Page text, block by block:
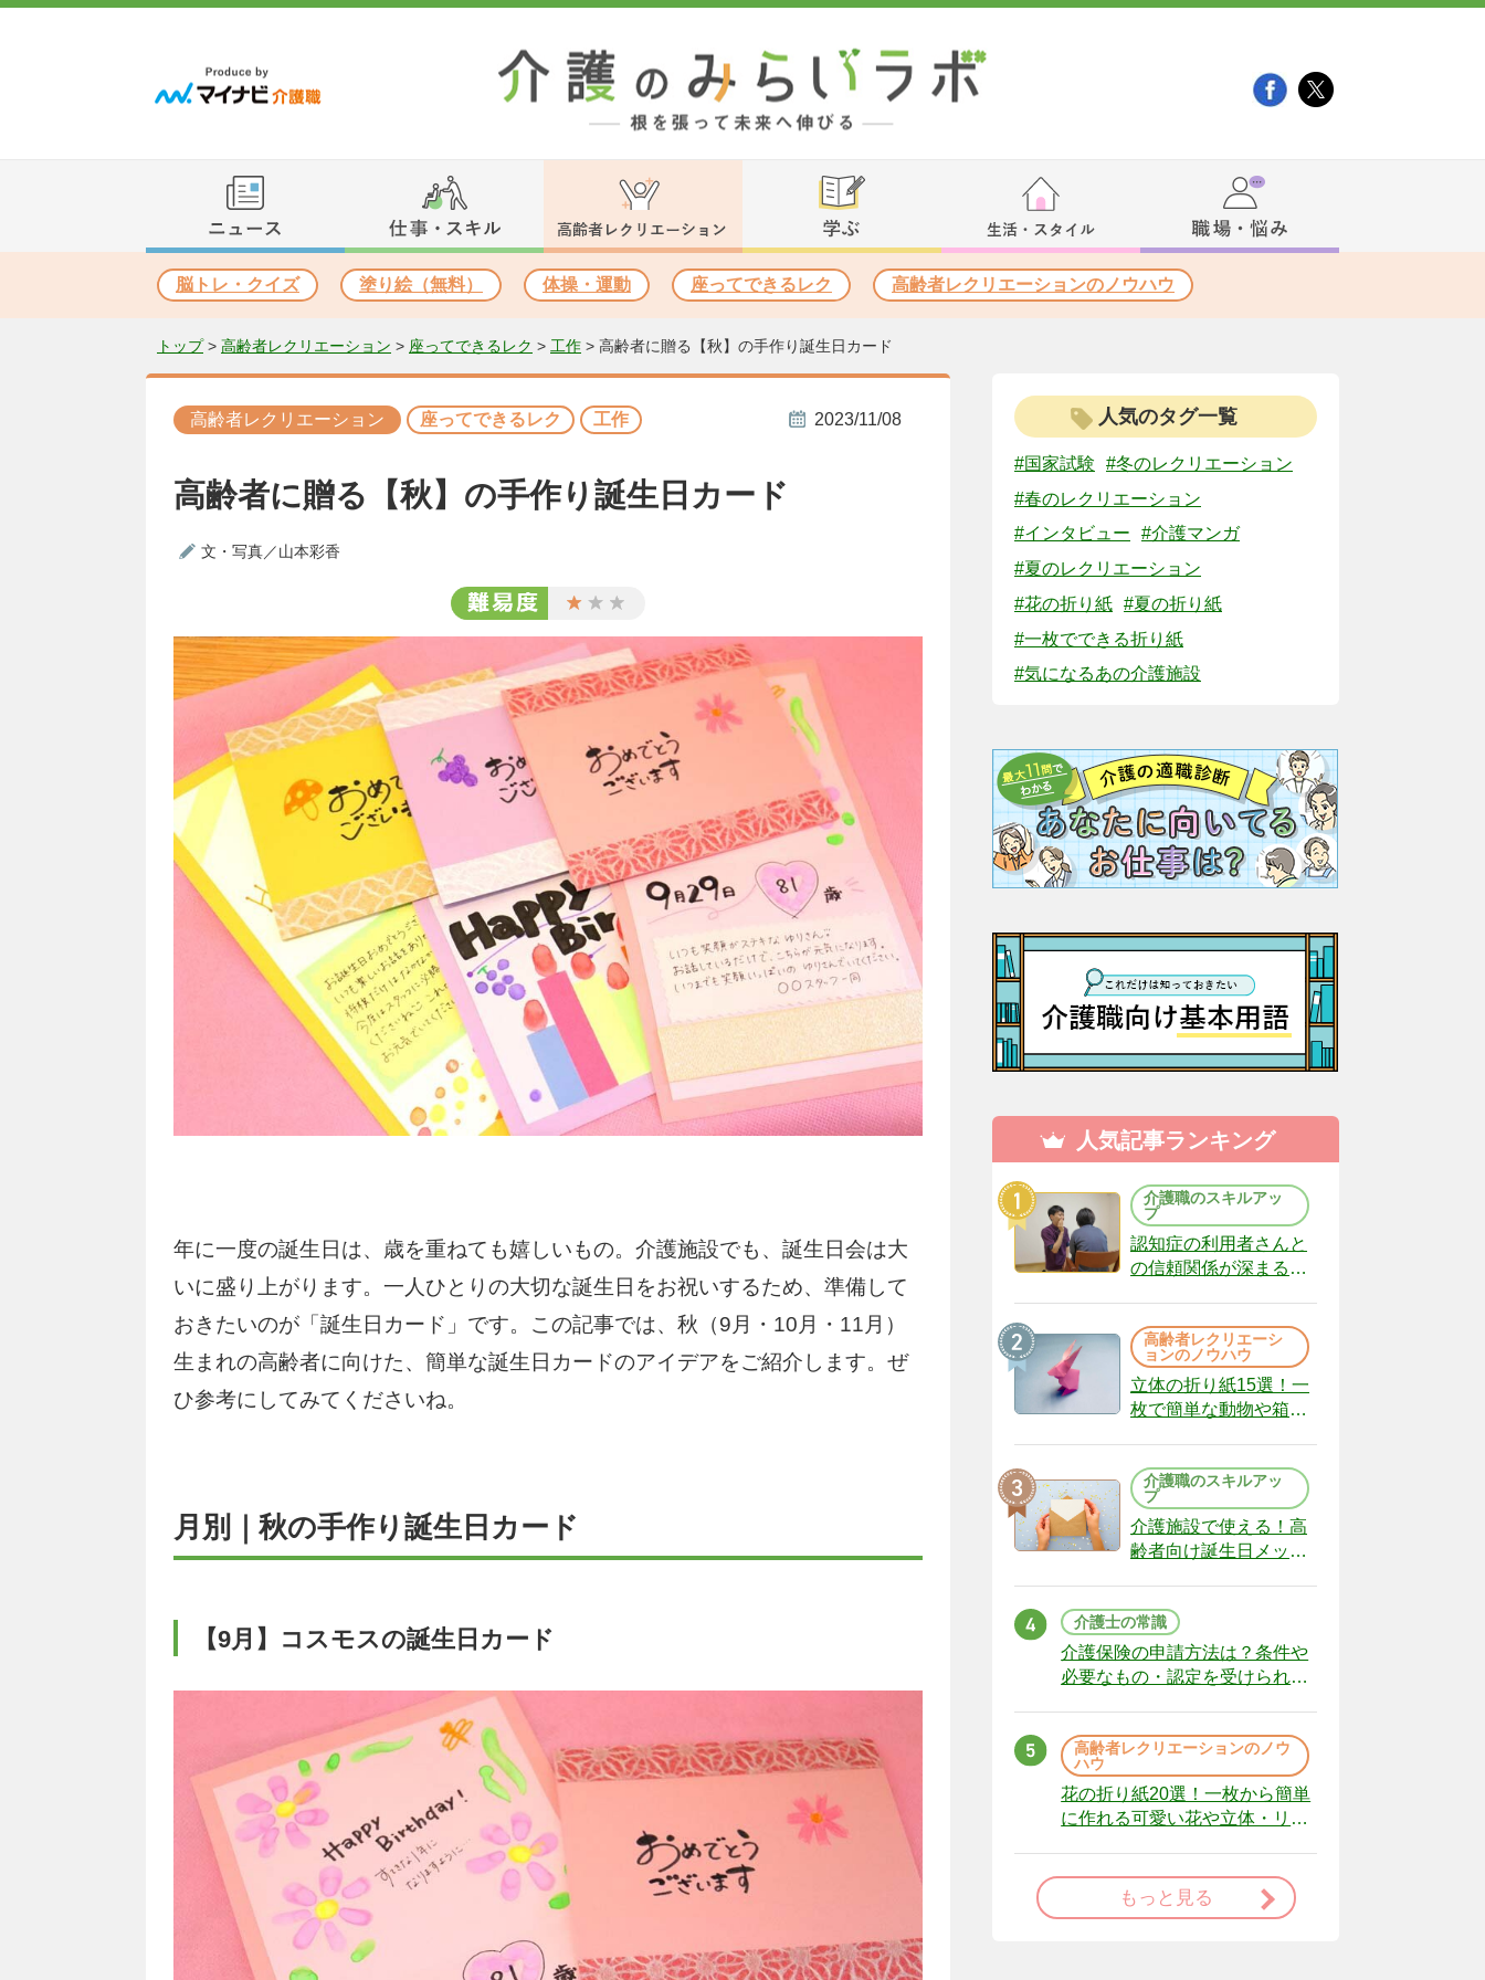
脳トレ・クイズ 塗り絵（無料） 体操・運動 座ってできるレク 高齢者レクリエーションのノウハウ
トップ> 高齢者レクリエーション > 座ってできるレク > 工作 > 高齢者に贈る【秋】の手作り誕生日カード
高齢者レクリエーション 座ってできるレク 工作 2023/11/08
高齢者に贈る【秋】の手作り誕生日カード
文・写真／山本彩香
年に一度の誕生日は、歳を重ねても嬉しいもの。介護施設でも、誕生日会は大
いに盛り上がります。一人ひとりの大切な誕生日をお祝いするため、準備して
おきたいのが「誕生日カード」です。この記事では、秋（9月・10月・11月）
生まれの高齢者に向けた、簡単な誕生日カードのアイデアをご紹介します。ぜ
ひ参考にしてみてくださいね。
月別｜秋の手作り誕生日カード
【9月】コスモスの誕生日カード
人気のタグ一覧
#国家試験
#冬のレクリエーション
#春のレクリエーション
#インタビュー
#介護マンガ
#夏のレクリエーション
#花の折り紙 #夏の折り紙
#一枚でできる折り紙
#気になるあの介護施設
人気記事ランキング
介護職のスキルアッ
プ
認知症の利用者さんと
の信頼関係が深まる声
（22）
高齢者レクリエーシ
ョンのノウハウ
立体の折り紙15選！一
枚で簡単な動物や箱、
介護職のスキルアッ
プ
介護施設で使える！高
齢者向け誕生日メッセ
介護士の常識
介護保険の申請方法は？条件や
必要なもの・認定を受けられな
高齢者レクリエーションのノウ
ハウ
花の折り紙20選！一枚から簡単
に作れる可愛い花や立体・リー
もっと見る